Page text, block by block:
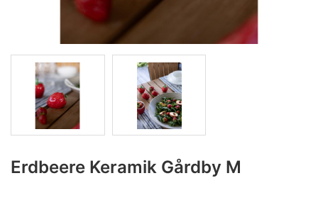
Erdbeere Keramik Gårdby M